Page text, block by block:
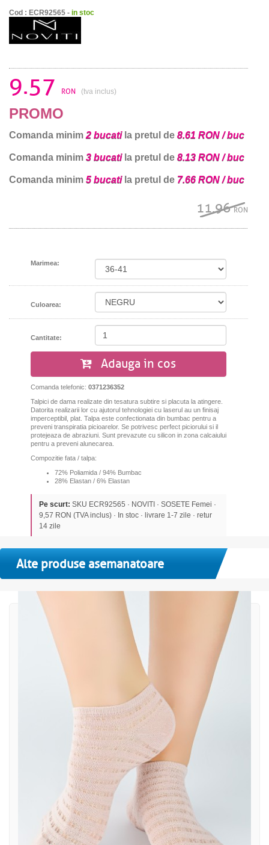
Cod : ECR92565 - in stoc
9.57 RON (tva inclus)
PROMO
Comanda minim 2 bucatila pretul de 8.61 RON / buc
Comanda minim 3 bucatila pretul de 8.13 RON / buc
Comanda minim 5 bucatila pretul de 7.66 RON / buc
11.96RON
Marimea:
Culoarea:
Cantitate:
Adauga in cos
Comanda telefonic: 0371236352
Talpici de dama realizate din tesatura subtire si placuta la atingere.
Datorita realizarii lor cu ajutorul tehnologiei cu laserul au un finisaj
imperceptibil, plat. Talpa este confectionata din bumbac pentru a
preveni transpiratia picioarelor. Se potrivesc perfect piciorului si il
protejeaza de abraziuni. Sunt prevazute cu silicon in zona calcaiului
pentru a preveni alunecarea.
Compozitie fata / talpa:
72% Poliamida / 94% Bumbac
28% Elastan / 6% Elastan
Pe scurt: SKU ECR92565 · NOVITI · SOSETE Femei ·
9,57 RON (TVA inclus) · In stoc · livrare 1-7 zile · retur
14 zile
Alte produse asemanatoare